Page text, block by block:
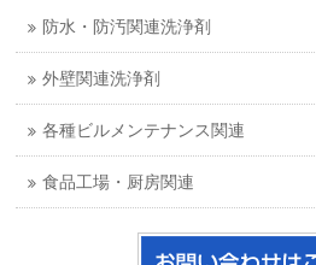
防水・防汚関連洗浄剤
外壁関連洗浄剤
各種ビルメンテナンス関連
食品工場・厨房関連